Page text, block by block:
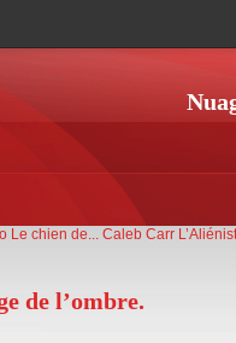
Le chien de... Caleb Carr
de l’ombre.